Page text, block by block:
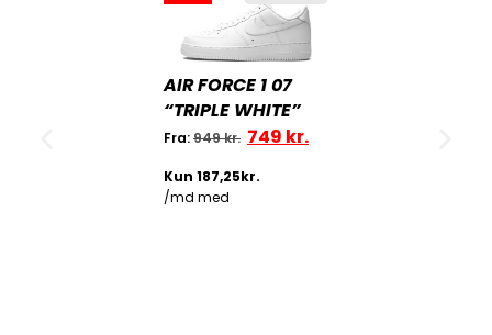
AIR FORCE 1 07
“TRIPLE WHITE”
Fra:949kr. 749 kr.